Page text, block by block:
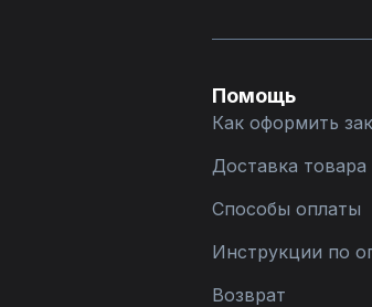
Помощь
Как оформить
Доставка товара
Способы оплаты
Инструкции по
Возврат